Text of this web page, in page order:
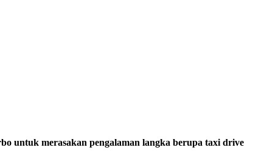
untuk merasakan pengalaman langka berupa taxi drive